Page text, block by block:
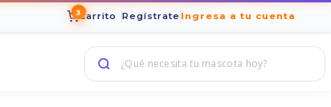
3Carrito Regístrate Ingresa a tu cuenta